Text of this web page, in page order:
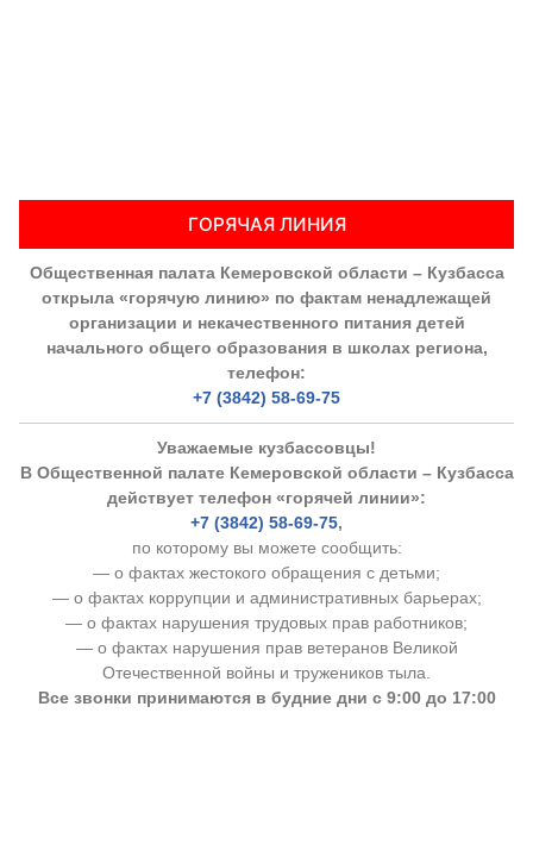
ГОРЯЧАЯ ЛИНИЯ
Общественная палата Кемеровской области – Кузбасса
открыла «горячую линию» по фактам ненадлежащей
организации и некачественного питания детей
начального общего образования в школах региона,
телефон:
+7 (3842) 58-69-75
Уважаемые кузбассовцы!
В Общественной палате Кемеровской области – Кузбасса
действует телефон «горячей линии»:
+7 (3842) 58-69-75,
по которому вы можете сообщить:
— о фактах жестокого обращения с детьми;
— о фактах коррупции и административных барьерах;
— о фактах нарушения трудовых прав работников;
— о фактах нарушения прав ветеранов Великой
Отечественной войны и тружеников тыла.
Все звонки принимаются в будние дни с 9:00 до 17:00